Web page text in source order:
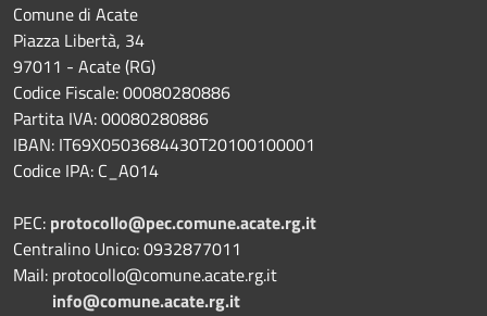
Comune di Acate
Piazza Libertà, 34
97011 - Acate (RG)
Codice Fiscale: 00080280886
Partita IVA: 00080280886
IBAN: IT69X0503684430T20100100001
Codice IPA: C_A014
PEC: protocollo@pec.comune.acate.rg.it
Centralino Unico: 0932877011
Mail: protocollo@comune.acate.rg.it
info@comune.acate.rg.it